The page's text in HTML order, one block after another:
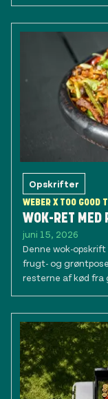
Opskrifter
WEBER X TOO GOOD
WOK-RET MED
juni 15, 2026
Denne wok-
frugt- og grøntpose
resterne af kød fra